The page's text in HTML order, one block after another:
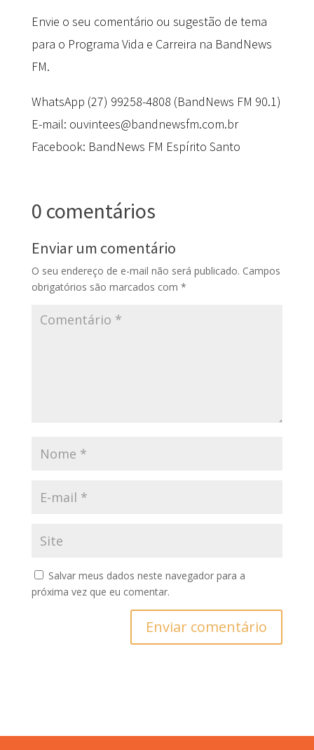
Envie o seu comentário ou sugestão de tema
para o Programa Vida e Carreira na BandNews
FM.
WhatsApp (27) 99258-4808 (BandNews FM 90.1)
E-mail: ouvintees@bandnewsfm.com.br
Facebook: BandNews FM Espírito Santo
0 comentários
Enviar um comentário
O seu endereço de e-mail não será publicado. Campos
obrigatórios são marcados com *
Salvar meus dados neste navegador para a
próxima vez que eu comentar.
Enviar comentário